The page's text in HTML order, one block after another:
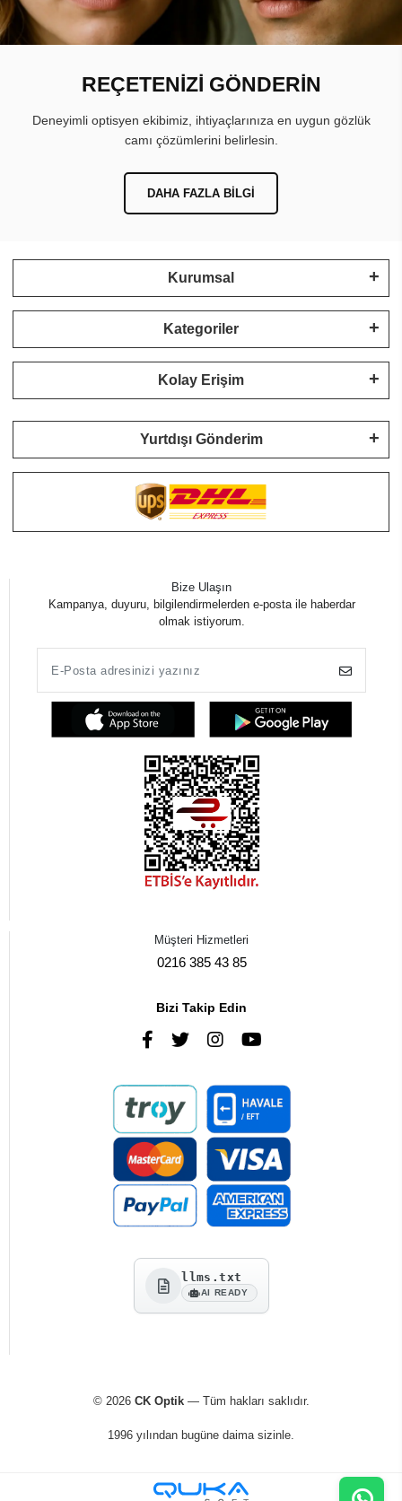
REÇETENİZİ GÖNDERİN
Deneyimli optisyen ekibimiz, ihtiyaçlarınıza en uygun gözlük
camı çözümlerini belirlesin.
DAHA FAZLA BILGI
Kurumsal
Kategoriler
Kolay Erişim
Yurtdışı Gönderim
Bize Ulaşın
Kampanya, duyuru, bilgilendirmelerden e-posta ile haberdar
olmak istiyorum.
Müşteri Hizmetleri
0216 385 43 85
Bizi Takip Edin
llms.txt
AI READY
© 2026 CK Optik— Tüm hakları saklıdır.
1996 yılından bugüne daima sizinle.